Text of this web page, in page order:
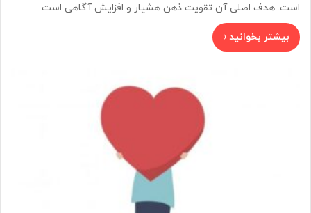
است. هدف اصلی آن تقویت ذهن هشیار و افزایش آگاهی است…
بیشتر بخوانید »